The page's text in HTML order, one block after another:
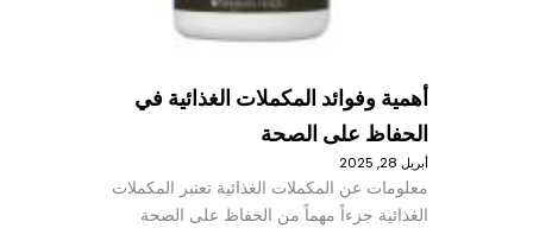
أهمية وفوائد المكملات الغذائية في
الحفاظ على الصحة
أبريل 28, 2025
معلومات عن المكملات الغذائية تعتبر المكملات
الغذائية جزءاً مهماً من الحفاظ على الصحة